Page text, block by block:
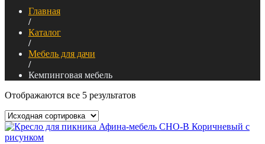
Главная
/
Каталог
/
Мебель для дачи
/
Кемпинговая мебель
Отображаются все 5 результатов